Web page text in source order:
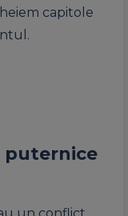
capitole
puternice